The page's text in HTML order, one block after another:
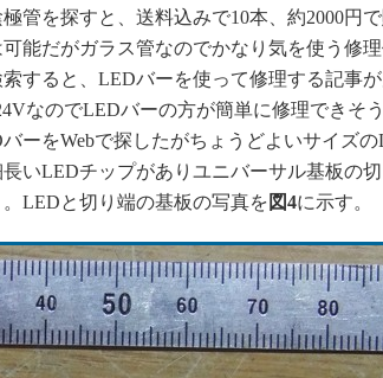
の活用設計」
見た5G
評価試験はど
知る【Z-Wave
管を探すと、送料込みで10本、約2000円
能だがガラス管なのでかなり気を使う修理
すると、LEDバーを使って修理する記事が
なのでLEDバーの方が簡単に修理できそ
ーをWebで探したがちょうどよいサイズ
いLEDチップがありユニバーサル基板の切
LEDと切り端の基板の写真を 図4に示す。